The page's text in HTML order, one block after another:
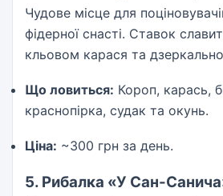
Чудове місце для
фідерної снасті. Ставок
кльовом карася та
Що ловиться: Короп, карась,
краснопірка, судак та окунь.
Ціна: ~300 грн за день.
5. Рибалка «У Сан-